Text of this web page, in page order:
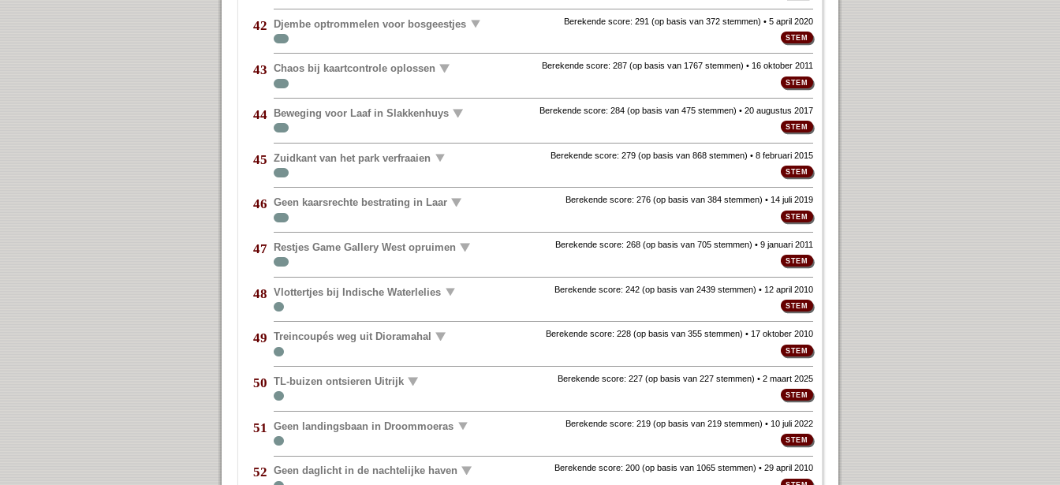
42 Djembe optrommelen voor bosgeestjes Berekende score: 291 (op basis van 372 stemmen) • 5 april 2020
43 Chaos bij kaartcontrole oplossen Berekende score: 287(op basis van 1767 stemmen) • 16 oktober 2011
44 Beweging voor Laaf in Slakkenhuys Berekende score: 284(op basis van 475 stemmen) • 20 augustus 2017
45 Zuidkant van het park verfraaien Berekende score: 279(op basis van 868 stemmen) • 8 februari 2015
46 Geen kaarsrechte bestrating in Laar Berekende score: 276(op basis van 384 stemmen) • 14 juli 2019
47 Restjes Game Gallery West opruimen Berekende score: 268(op basis van 705 stemmen) • 9 januari 2011
48 Vlottertjes bij Indische Waterlelies Berekende score: 242(op basis van 2439 stemmen) • 12 april 2010
49 Treincoupés weg uit Dioramahal Berekende score: 228(op basis van 355 stemmen) • 17 oktober 2010
50 TL-buizen ontsieren Uitrijk Berekende score: 227(op basis van 227 stemmen) • 2 maart 2025
51 Geen landingsbaan in Droommoeras Berekende score: 219(op basis van 219 stemmen) • 10 juli 2022
52 Geen daglicht in de nachtelijke haven Berekende score: 200(op basis van 1065 stemmen) • 29 april 2010